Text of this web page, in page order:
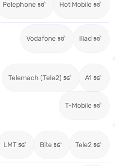
Pelephone Hot Mobile
Vodafone Iliad
Telemach (Tele2) A1
T-Mobile
LMT Bite Tele2